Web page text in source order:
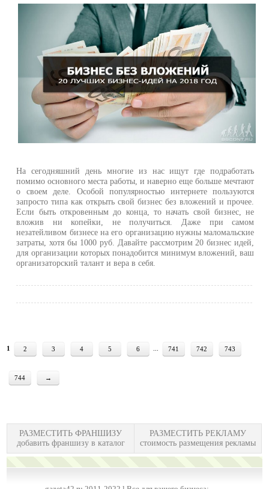
На сегодняшний день многие из нас ищут где подработать
помимо основного места работы, и наверно еще больше мечтают
о своем деле. Особой популярностью интернете пользуются
запросто типа как открыть свой бизнес без вложений и прочее.
Если быть откровенным до конца, то начать свой бизнес, не
вложив ни копейки, не получиться. Даже при самом
незатейливом бизнесе на его организацию нужны маломальские
затраты, хотя бы 1000 руб. Давайте рассмотрим 20 бизнес идей,
для организации которых понадобится минимум вложений, ваш
организаторский талант и вера в себя.
1 2 3 4 5 6 741 742 743
744 →
РАЗМЕСТИТЬ ФРАНШИЗУ
добавить франшизу в каталог
РАЗМЕСТИТЬ РЕКЛАМУ
стоимость размещения рекламы